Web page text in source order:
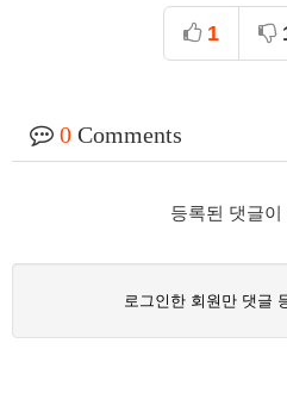
1
0 Comments
등록된 댓글이
로그인한 회원만 댓글